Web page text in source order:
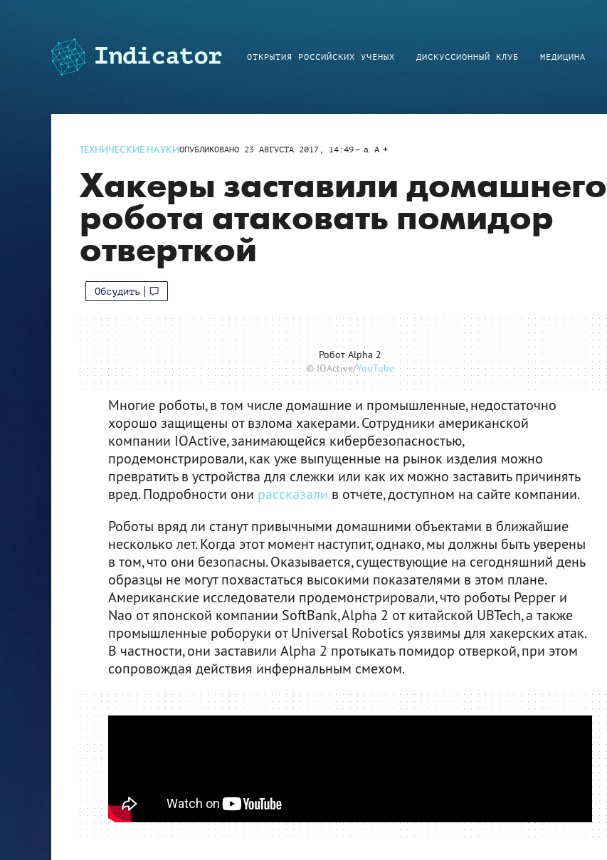
ОТКРЫТИЯ РОССИЙСКИХ УЧЕНЫХ ДИСКУССИОННЫЙ КЛУБ МЕДИЦИНА
ТЕХНИЧЕСКИЕ НАУКИОПУБЛИКОВАНО 23 АВГУСТА 2017, 14:49 a A
Хакеры заставили домашнего
робота атаковать помидор
отверткой
Обсудить
Робот Alpha 2
© IOActive/YouTube
Многие роботы, в том числе домашние и промышленные, недостаточно
хорошо защищены от взлома хакерами. Сотрудники американской
компании IOActive, занимающейся кибербезопасностью,
продемонстрировали, как уже выпущенные на рынок изделия можно
превратить в устройства для слежки или как их можно заставить причинять
вред. Подробности они рассказали в отчете, доступном на сайте компании.
Роботы вряд ли станут привычными домашними объектами в ближайшие
несколько лет. Когда этот момент наступит, однако, мы должны быть уверены
в том, что они безопасны. Оказывается, существующие на сегодняшний день
образцы не могут похвастаться высокими показателями в этом плане.
Американские исследователи продемонстрировали, что роботы Pepper и
Nao от японской компании SoftBank, Alpha 2 от китайской UBTech, а также
промышленные роборуки от Universal Robotics уязвимы для хакерских атак.
В частности, они заставили Alpha 2 протыкать помидор отверкой, при этом
сопровождая действия инфернальным смехом.